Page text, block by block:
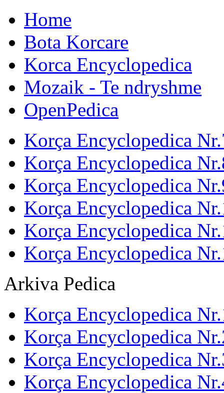
Home
Bota Korcare
Korca Encyclopedica
Mozaik - Te ndryshme
OpenPedica
Korça Encyclopedica
Korça Encyclopedica
Korça Encyclopedica
Korça Encyclopedica
Korça Encyclopedica
Korça Encyclopedica
Arkiva Pedica
Korça Encyclopedica
Korça Encyclopedica
Korça Encyclopedica
Korça Encyclopedica